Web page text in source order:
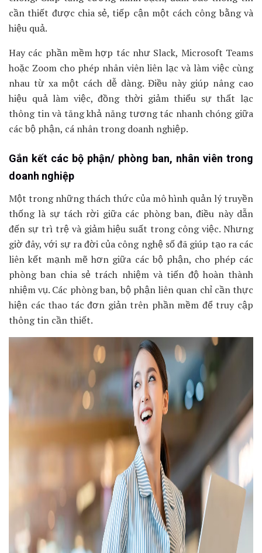
cần thiết được chia sẻ, tiếp cận một cách công bằng và
hiệu quả.
Hay các phần mềm hợp tác như Slack, Microsoft Teams
hoặc Zoom cho phép nhân viên liên lạc và làm việc cùng
nhau từ xa một cách dễ dàng. Điều này giúp nâng cao
hiệu quả làm việc, đồng thời giảm thiểu sự thất lạc
thông tin và tăng khả năng tương tác nhanh chóng giữa
các bộ phận, cá nhân trong doanh nghiệp.
Gắn kết các bộ phận/ phòng ban, nhân viên trong
doanh nghiệp
Một trong những thách thức của mô hình quản lý truyền
thống là sự tách rời giữa các phòng ban, điều này dẫn
đến sự trì trệ và giảm hiệu suất trong công việc. Nhưng
giờ đây, với sự ra đời của công nghệ số đã giúp tạo ra các
liên kết mạnh mẽ hơn giữa các bộ phận, cho phép các
phòng ban chia sẻ trách nhiệm và tiến độ hoàn thành
nhiệm vụ. Các phòng ban, bộ phận liên quan chỉ cần thực
hiện các thao tác đơn giản trên phần mềm để truy cập
thông tin cần thiết.